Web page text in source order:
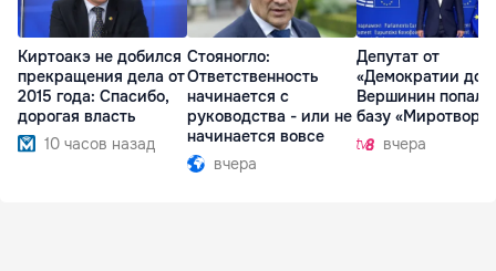
Киртоакэ не добился
прекращения дела от
2015 года: Спасибо,
дорогая власть
10 часов назад
Стояногло:
Ответственность
начинается с
руководства - или не
начинается вовсе
вчера
Депутат от
«Демократии
Вершинин попал в
базу
вчера